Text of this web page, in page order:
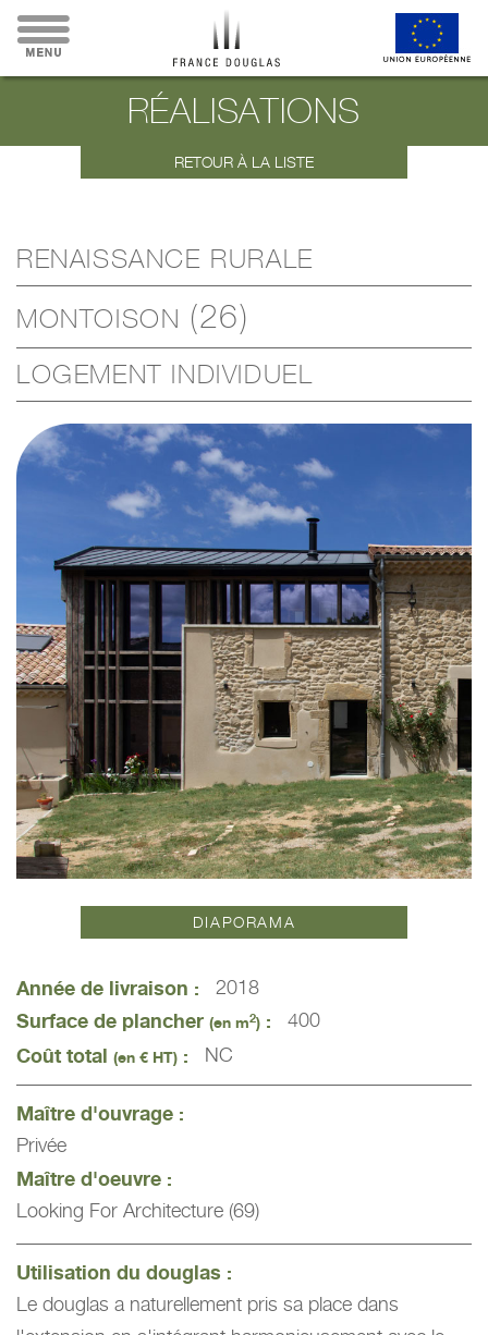
RÉALISATIONS
RETOUR À LA LISTE
RENAISSANCE RURALE
MONTOISON (26)
LOGEMENT INDIVIDUEL
DIAPORAMA
Année de livraison : 2018
Surface de plancher (en m2) : 400
Coût total (en € HT) : NC
Maître d'ouvrage :
Privée
Maître d'oeuvre :
Looking For Architecture (69)
Utilisation du douglas :
Le douglas a naturellement pris sa place dans